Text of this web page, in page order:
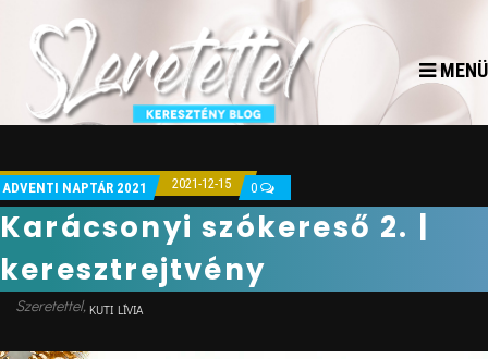
MENÜ
ADVENTI NAPTÁR 2021 2021-12-15 0
Karácsonyi szókereső 2. |
keresztrejtvény
KUTI LÍVIA